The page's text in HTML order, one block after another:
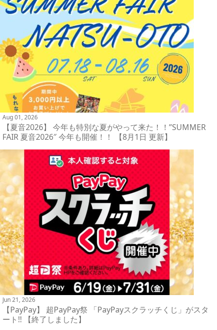
Aug 01, 2026
【夏音2026】 今年も特別な夏がやって来た！！”SUMMER
FAIR 夏音2026″ 今年も開催！！ 【8月1日 更新】
Jun 21, 2026
【PayPay】 超PayPay祭 「PayPayスクラッチくじ」がスタ
ート!! 【終了しました】